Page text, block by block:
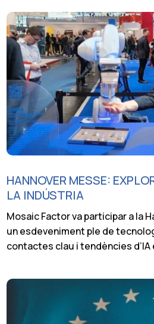
HANNOVER MESSE:
LA INDÚSTRIA
Mosaic Factor va participar a la
un esdeveniment ple de
contactes clau i tendències d’IA